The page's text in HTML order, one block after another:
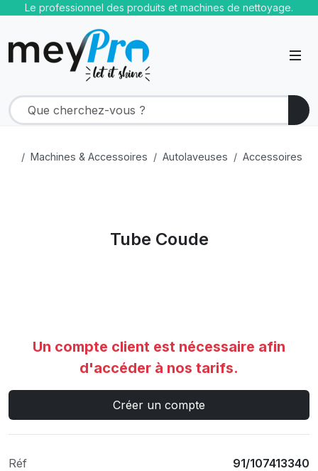
Le professionnel des produits et machines de nettoyage.
Machines & Accessoires Autolaveuses Accessoires
Tube Coude
Un compte client est nécessaire afin
d'accéder à nos tarifs.
Créer un compte
Réf 91/107413340